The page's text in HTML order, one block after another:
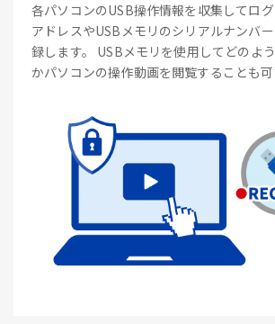
各パソコンのUSB操作情報を収集してロ
アドレスやUSBメモリのシリアルナンバ
録します。 USBメモリを使用してどのよ
かパソコンの操作動画を閲覧することも可